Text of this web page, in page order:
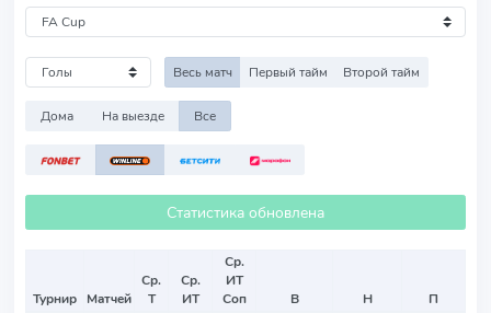
Весь матч Первый тайм Второй тайм
Дома На выезде Все
Статистика обновлена
Турнир Матчей
Ср.
Т
Ср.
ИТ
Ср.
ИТ
Соп
В Н
П